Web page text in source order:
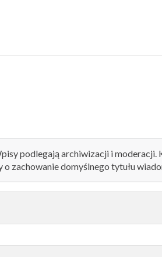
podlegają archiwizacji i moderacji.
o zachowanie domyślnego tytułu